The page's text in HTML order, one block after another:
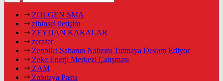
ZOLGEN SMA
zihinsel iletişim
ZEYDAN KARALAR
zerafet
Zenbilci Sahanın Nabzını Tutmaya Devam Ediyor
Zeka Enerji Merkezi Çalışması
ZAM
Zabıtaya Pasta